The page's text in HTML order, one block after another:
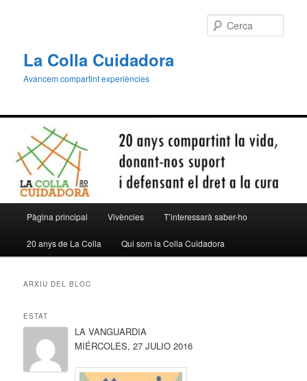
La Colla Cuidadora
Avancem compartint experiències
principal
Pàgina principal Vivències T’interessarà saber-ho
20 anys de La Colla Qui som la Colla Cuidadora
ARXIU DEL BLOC
ESTAT
LA VANGUARDIA
MIÉRCOLES, 27 JULIO 2016